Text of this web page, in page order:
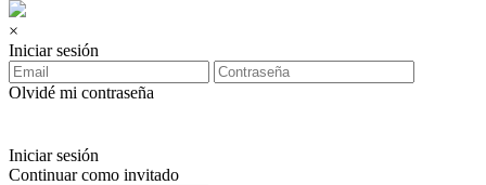
×
Iniciar sesión
Olvidé mi contraseña
Iniciar sesión
Continuar como invitado